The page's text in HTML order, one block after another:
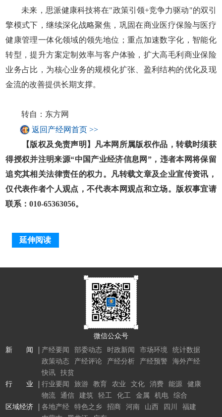
未来，思派健康科技将在"政策引领+竞争力驱动"的双引
擎模式下，继续深化战略聚焦，巩固在商业医疗保险与医疗
健康管理一体化领域的领先地位；重点加速数字化，智能化
转型，提升方案定制效率与客户体验，扩大高毛利商业保险
业务占比，为核心业务的规模化扩张、盈利结构的优化及现
金流的改善提供长期支撑。
转自：东方网
返回产经网首页 >>
【版权及免责声明】凡本网所属版权作品，转载时须获
得授权并注明来源“中国产业经济信息网”，违者本网将保留
追究其相关法律责任的权力。凡转载文章及企业宣传资讯，
仅代表作者个人观点，不代表本网观点和立场。版权事宜请
联系：010-65363056。
延伸阅读
微信公众号
新 闻
产经要闻 部委动态 时政新闻 市场环境
统计数据
政策动态
产经评论 产经分析 产经预警
海外产经
快讯
扶贫
行 业
行业要闻 旅游 教育 农业 文化 消费 能源
健康
物流
通信 建筑 轻工 化工 金属 机电
综合
区域经济
各地产经 特色之乡 招商 河南 山西 四川
福建